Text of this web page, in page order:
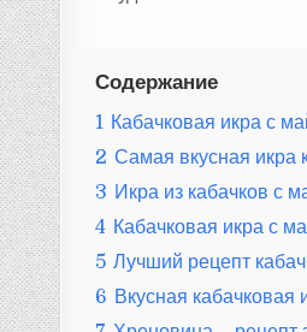
Содержание
1 Кабачковая икра с
2 Самая вкусная икра
3 Икра из кабачков с
4 Кабачковая икра с
5 Лучший рецепт
6 Вкусная